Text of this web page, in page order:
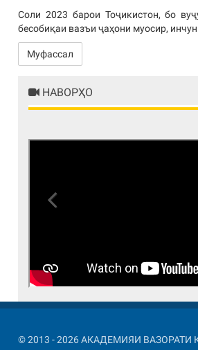
Соли 2023 барои Тоҷикистон, бо
бесобиқаи вазъи ҷаҳони муосир,
Муфассал
НАВОРҲО
© 2013 - 2026 АКАДЕМИЯИ